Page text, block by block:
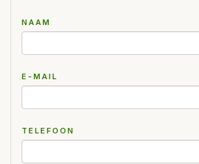
NAAM
E-MAIL
TELEFOON